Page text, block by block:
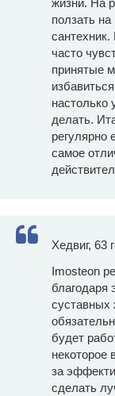
ползать
часто
принятые
настолько
делать.
регулярно
самое
Хедвиг, 63
Imosteon
благодаря
будет
некоторое
за
сделать